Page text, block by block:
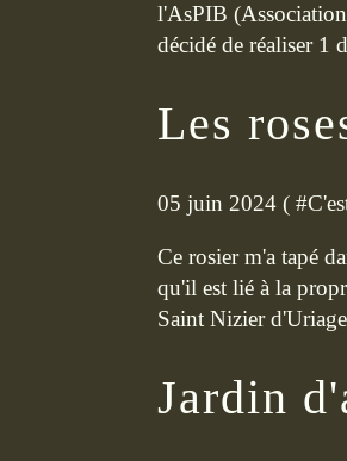
l'AsPIB
décidé de réaliser 1
Les
05 juin 2024 ( #
Ce rosier m'a tapé
qu'il est lié à la
Saint Nizier
Jardin